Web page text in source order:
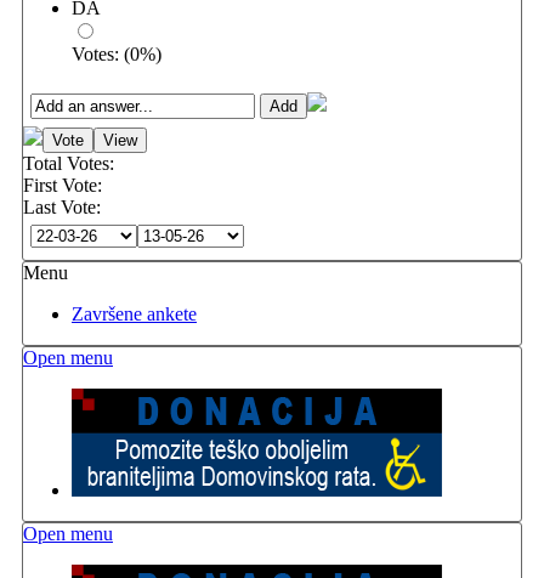
DA
Votes: (0%)
Total Votes:
First Vote:
Last Vote:
Menu
Završene ankete
Open menu
Open menu